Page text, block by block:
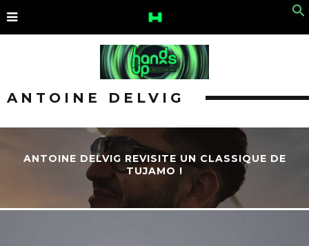
ANTOINE DELVIG
ANTOINE DELVIG REVISITE UN CLASSIQUE DE
TUJAMO !